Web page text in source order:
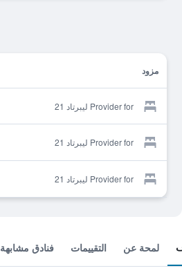
مزود
Provider for ليبرتاد 21
Provider for ليبرتاد 21
Provider for ليبرتاد 21
لمحة عن التقييمات فنادق مشابهة